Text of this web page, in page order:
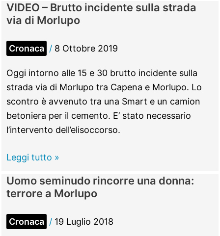
Insieme
per
ripulire
il
Campo
da
Rugby
VIDEO – Brutto incidente sulla strada
via di Morlupo
Cronaca / 8 Ottobre 2019
Oggi intorno alle 15 e 30 brutto incidente sulla
strada via di Morlupo tra Capena e Morlupo. Lo
scontro è avvenuto tra una Smart e un camion
betoniera per il cemento. E’ stato necessario
l’intervento dell’elisoccorso.
VIDEO
Brutto
incidente
sulla
strada
Leggi tutto »
Uomo seminudo rincorre una donna:
terrore a Morlupo
Cronaca / 19 Luglio 2018